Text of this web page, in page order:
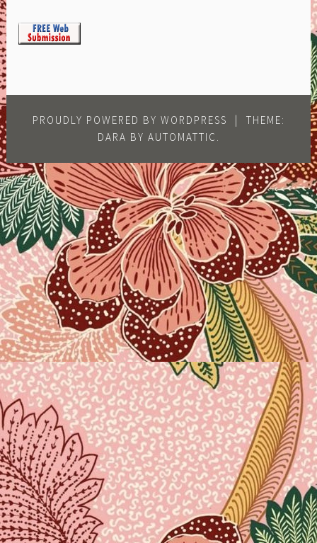
PROUDLY POWERED BY WORDPRESS
THEME:
DARA BY AUTOMATTIC .